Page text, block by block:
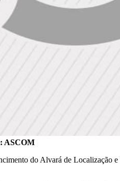
ASCOM
do Alvará de Localização e